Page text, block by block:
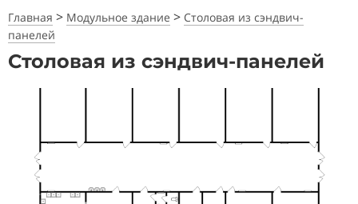
Главная > Модульное здание > Столовая из сэндвич-
панелей
Столовая из сэндвич-панелей